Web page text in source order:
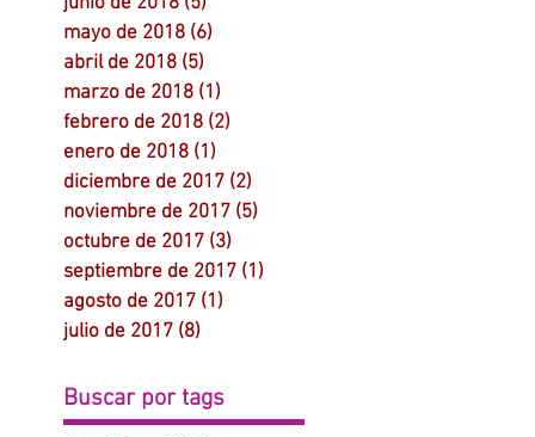
mayo de 2018 (6)
abril de 2018 (5)
marzo de 2018 (1)
febrero de 2018 (2)
enero de 2018 (1)
diciembre de 2017 (2)
noviembre de 2017 (5)
octubre de 2017 (3)
septiembre de 2017 (1)
agosto de 2017 (1)
julio de 2017 (8)
Buscar por tags